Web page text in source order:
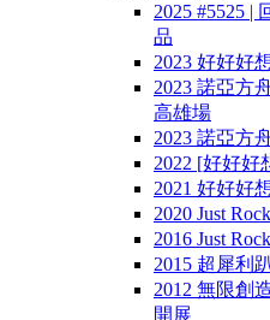
2025 #5525 |
品
2023 好好好
2023 諾亞方
高雄場
2023 諾亞方
2022 [好好好
2021 好好好
2020 Just
2016 Just
2015 超犀利
2012 無限創
開展